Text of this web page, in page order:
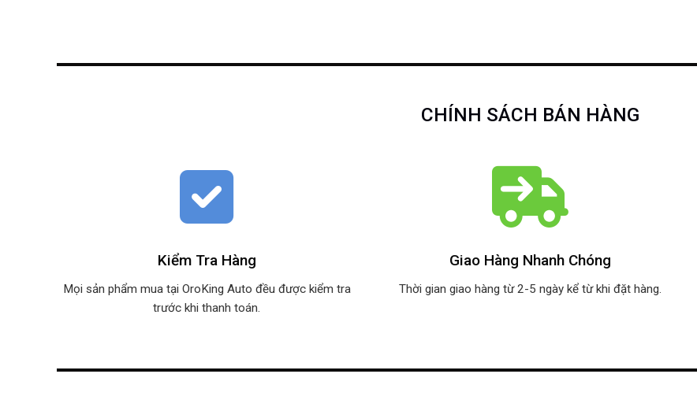
CHÍNH SÁCH BÁN HÀNG
Kiểm Tra Hàng
Mọi sản phẩm mua tại OroKing Auto đều được kiểm tra
trước khi thanh toán.
Giao Hàng Nhanh Chóng
Thời gian giao hàng từ 2-5 ngày kể từ khi đặt hàng.